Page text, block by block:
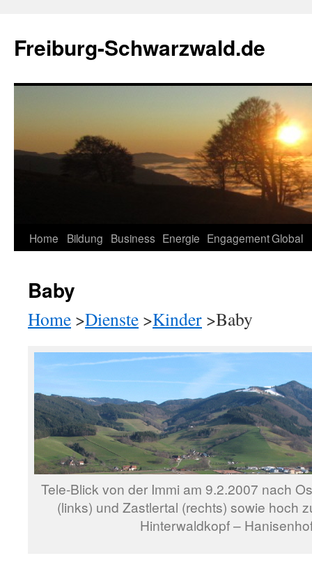
springen
Freiburg-Schwarzwald.de
Home Bildung Business Energie EngagementGlobal
Baby
Home >Dienste >Kinder >Baby
Tele-Blick von der Immi am 9.2.2007 nach
(links) und Zastlertal (rechts) sowie hoch
Hinterwaldkopf –